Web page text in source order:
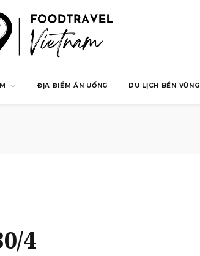
ĐỊA ĐIỂM ĂN UỐNG DU LỊCH BỀN VỮNG
4